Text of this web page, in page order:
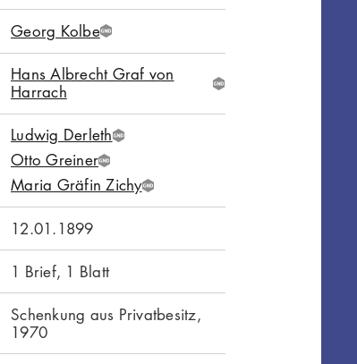
Georg KolbeG
N
D
Hans Albrecht Graf von
Harrach
G
N
Ludwig DerlethG
D
Otto GreinerG
N
D
Maria Gräfin ZichyG
N
12.01.1899
1 Brief, 1 Blatt
Schenkung aus Privatbesitz,
1970